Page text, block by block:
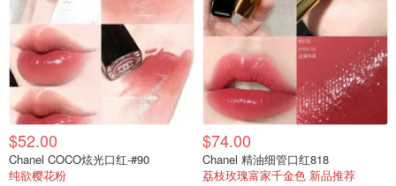
$52.00
Chanel COCO炫光口红-#90
纯欲樱花粉
$74.00
Chanel 精油细管口红818
荔枝玫瑰富家千金色 新品推荐